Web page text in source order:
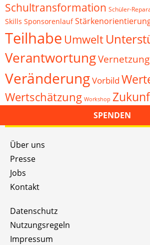
Schultransformation Schüler-
Skills Sponsorenlauf
Teilhabe Umwelt
VerantwortungVernetzung
VeränderungVorbild
Wertschätzung Workshop
SPENDEN
Über uns
Presse
Jobs
Kontakt
Datenschutz
Nutzungsregeln
Impressum